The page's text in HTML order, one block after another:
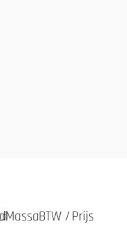
MassaBTW /Prijs